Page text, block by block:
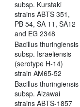
subsp. Kurstaki
strains ABTS 351,
PB 54, SA 11, SA12
and EG 2348
Bacillus thuringiensis
subsp. Israeliensis
(serotype H-14)
strain AM65-52
Bacillus thuringiensis
subsp. Aizawai
strains ABTS-1857